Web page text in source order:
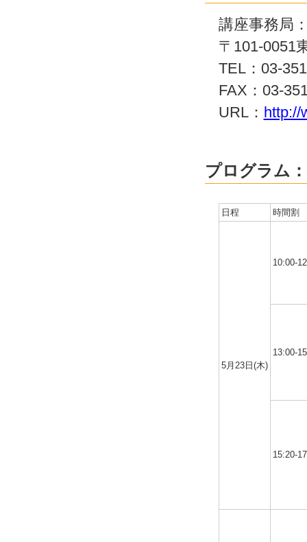
講座事務局
〒101-0051
TEL：03-
FAX：03-
URL： http://
プログラム：
日程 時間割
5月23日(木)
10:00-
13:00-
15:20-